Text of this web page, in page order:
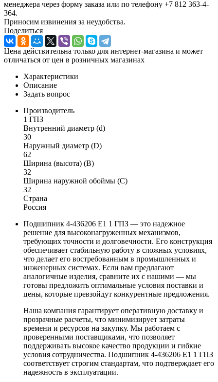
менеджера через форму заказа или по телефону +7 812 363-4-
364.
Приносим извинения за неудобства.
Поделиться
Цена действительна только для интернет-магазина и может
отличаться от цен в розничных магазинах
Характеристики
Описание
Задать вопрос
Производитель
1 ГПЗ
Внутренний диаметр (d)
30
Наружный диаметр (D)
62
Ширина (высота) (B)
32
Ширина наружной обоймы (C)
32
Страна
Россия
Подшипник 4-436206 Е1 1 ГПЗ — это надежное
решение для высоконагруженных механизмов,
требующих точности и долговечности. Его конструкция
обеспечивает стабильную работу в сложных условиях,
что делает его востребованным в промышленных и
инженерных системах. Если вам предлагают
аналогичные изделия, сравните их с нашими — мы
готовы предложить оптимальные условия поставки и
цены, которые превзойдут конкурентные предложения.
Наша компания гарантирует оперативную доставку и
прозрачные расчеты, что минимизирует затраты
времени и ресурсов на закупку. Мы работаем с
проверенными поставщиками, что позволяет
поддерживать высокое качество продукции и гибкие
условия сотрудничества. Подшипник 4-436206 Е1 1 ГПЗ
соответствует строгим стандартам, что подтверждает его
надежность в эксплуатации.